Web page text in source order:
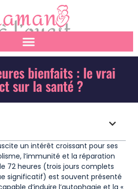
bienfaits : le vrai
sur la santé ?
un intérêt croissant pour ses
l’immunité et la réparation
72 heures (trois jours complets
significatif) est souvent présenté
d’induire l’autophagie et la «